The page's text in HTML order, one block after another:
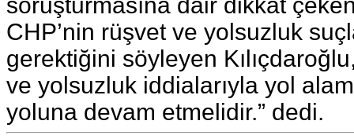
CHP’nin rüşvet ve yolsuzluk
gerektiğini söyleyen
ve yolsuzluk iddialarıyla yol
yoluna devam etmelidir.” dedi.